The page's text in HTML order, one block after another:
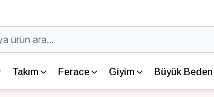
Takım Ferace Giyim Büyük Beden